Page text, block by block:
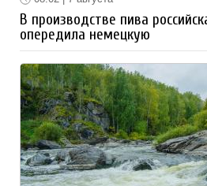
В производстве пива
опередила немецкую